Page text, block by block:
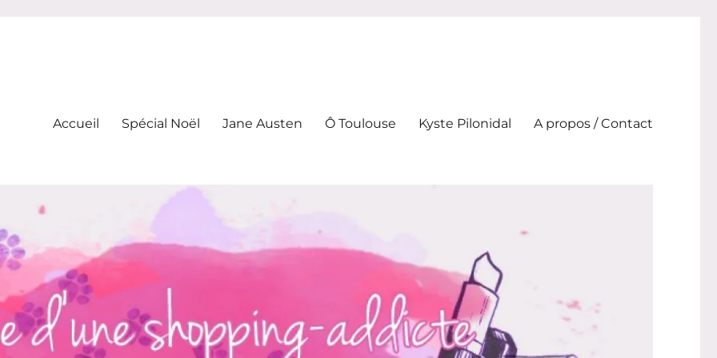
Accueil Spécial Noël Jane Austen Ô Toulouse Kyste Pilonidal A propos / Contact